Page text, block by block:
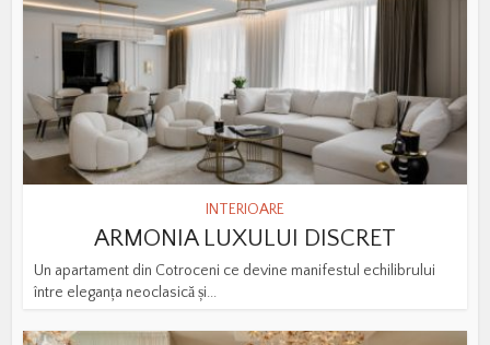
INTERIOARE
ARMONIA LUXULUI DISCRET
Un apartament din Cotroceni ce devine manifestul echilibrului
între eleganța neoclasică și...